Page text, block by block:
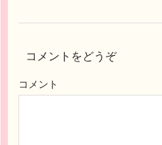
コメントをどうぞ
コメント